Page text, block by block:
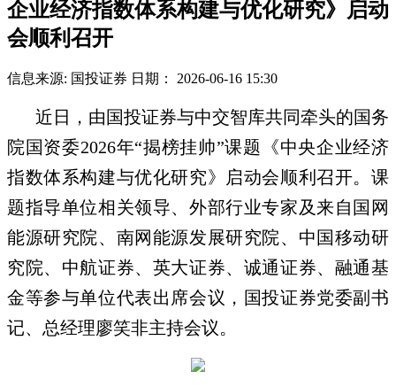
企业经济指数体系构建与优化研究》启动
会顺利召开
信息来源: 国投证券 日期： 2026-06-16 15:30
近日，由国投证券与中交智库共同牵头的国务
院国资委2026年“揭榜挂帅”课题《中央企业经济
指数体系构建与优化研究》启动会顺利召开。课
题指导单位相关领导、外部行业专家及来自国网
能源研究院、南网能源发展研究院、中国移动研
究院、中航证券、英大证券、诚通证券、融通基
金等参与单位代表出席会议，国投证券党委副书
记、总经理廖笑非主持会议。